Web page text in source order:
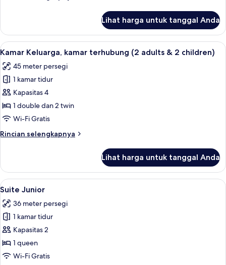
Kamar
Eksekutif
Lihat harga untuk tanggal Anda
Lihat
semua
foto
untuk
Kamar
Keluarga,
kamar
(2
2
children)
Brankas, meja kerja, ruang kerja
4
Kamar Keluarga, kamar terhubung (2 adults & 2 children)
45 meter persegi
1 kamar tidur
Kapasitas 4
1 double dan 2 twin
Wi-Fi Gratis
Rincian selengkapnya
Rincian
Kamar
Keluarga,
kamar
(2
adults
2
children)
Lihat harga untuk tanggal Anda
Lihat
semua
foto
untuk
Suite
Junior
Suite Junior | Brankas, meja kerja,
8
Suite Junior
36 meter persegi
1 kamar tidur
Kapasitas 2
1 queen
Wi-Fi Gratis